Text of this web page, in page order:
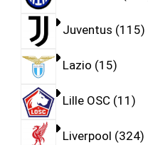
Juventus 115
Lazio 15
Lille OSC 11
Liverpool 324